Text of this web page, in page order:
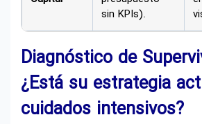
sin KPIs).
Diagnóstico de
¿Está su estrategia
cuidados intensivos?